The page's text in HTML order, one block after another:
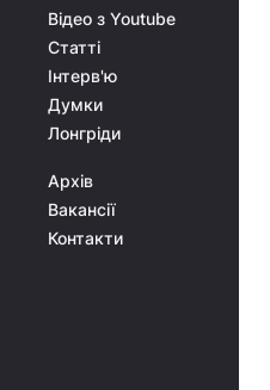
Відео з Youtube
Статті
Інтерв'ю
Думки
Лонгріди
Архів
Вакансії
Контакти